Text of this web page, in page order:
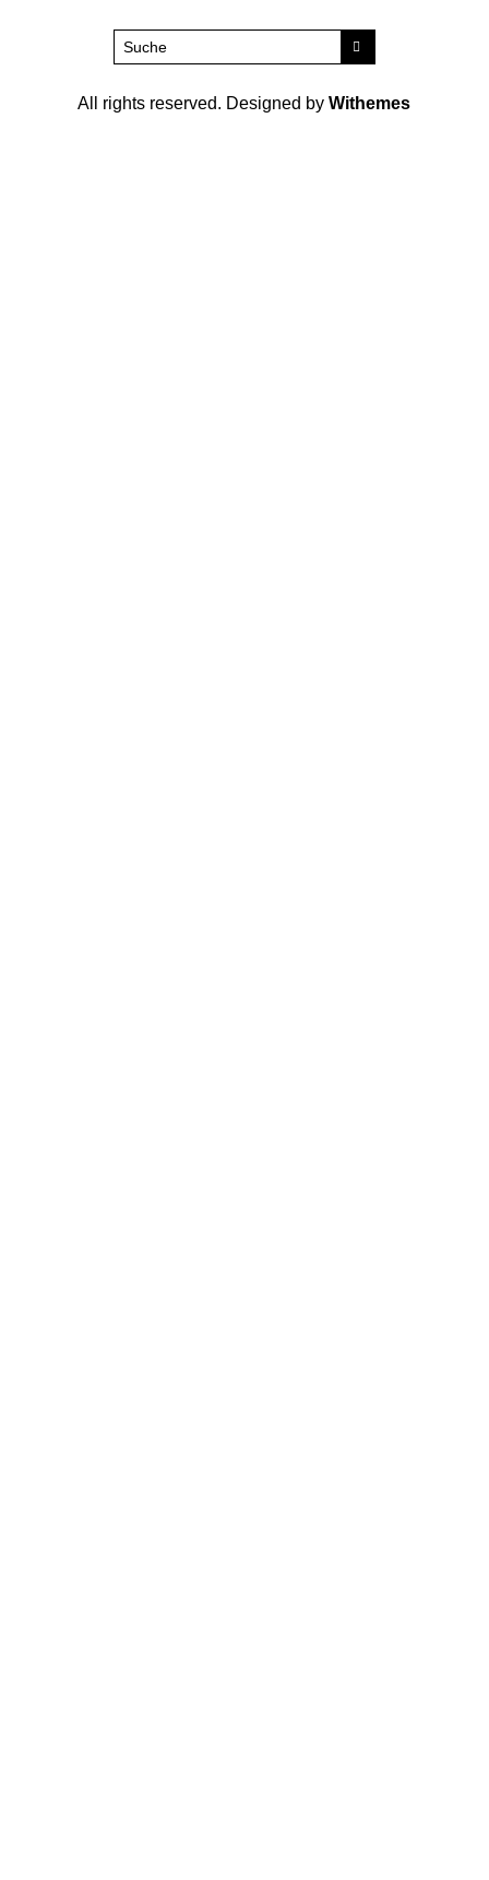
All rights reserved. Designed byWithemes